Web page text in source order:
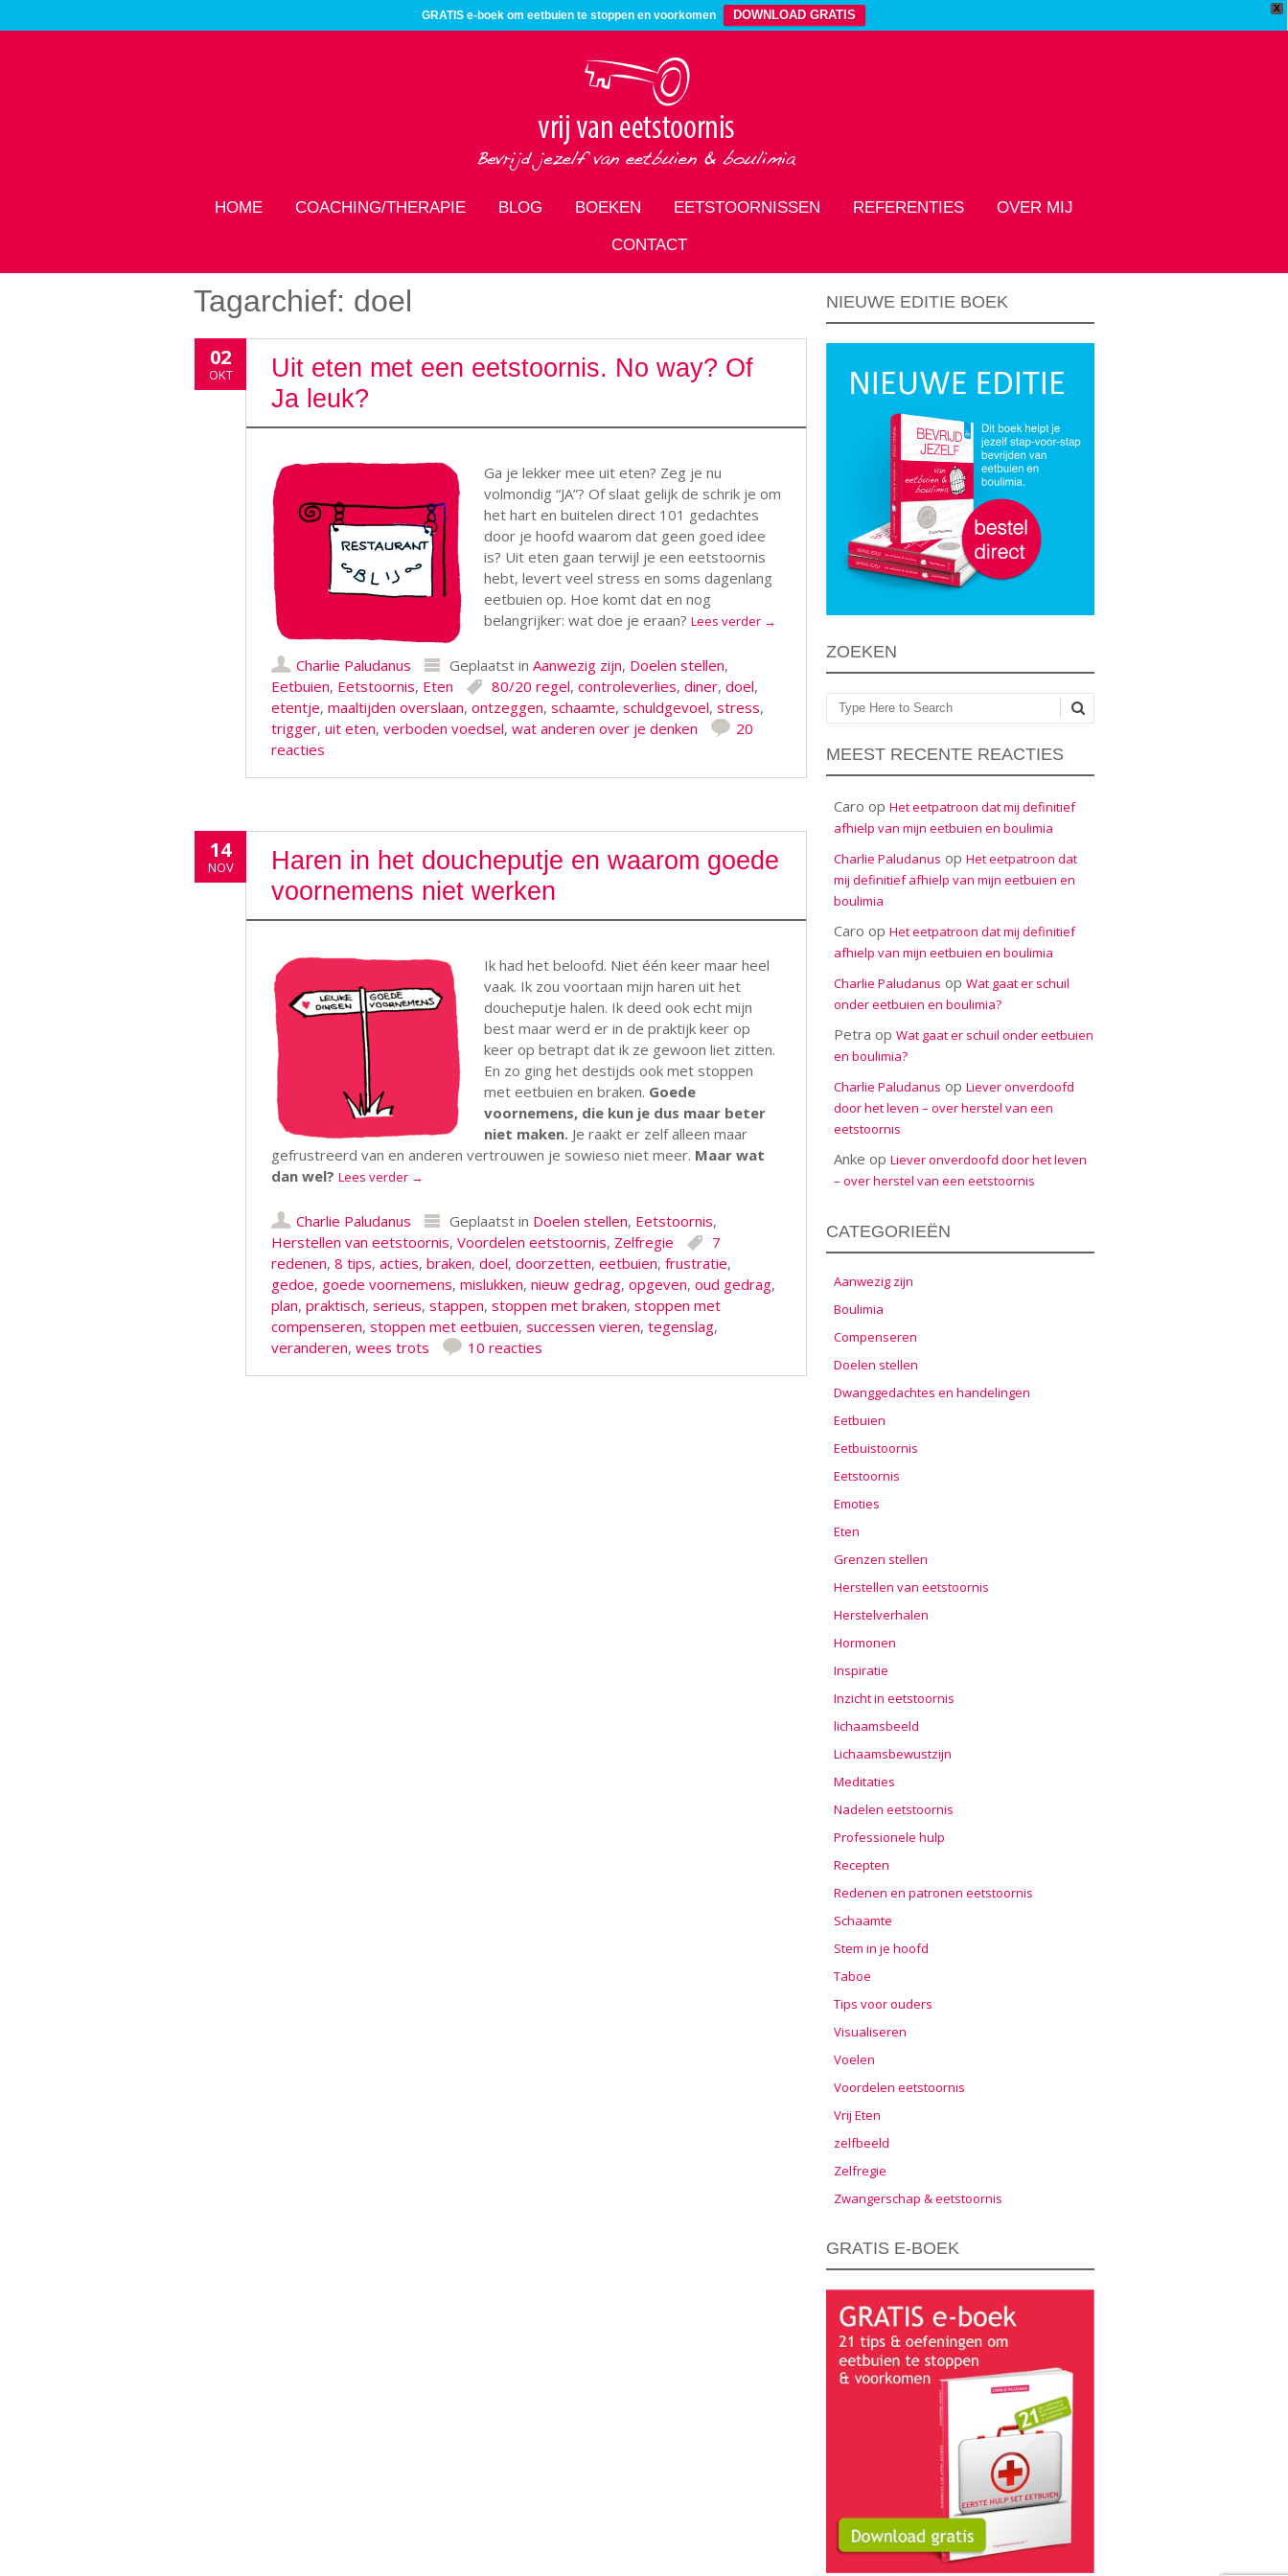
X
GRATIS e-boek om eetbuien te stoppen en voorkomen DOWNLOAD GRATIS
HOME COACHING/THERAPIE BLOG BOEKEN EETSTOORNISSEN REFERENTIES OVER MIJ
CONTACT
Tagarchief: doel
02
OKT
Uit eten met een eetstoornis. No way? Of
Ja leuk?
Ga je lekker mee uit eten? Zeg je nu
volmondig “JA”? Of slaat gelijk de schrik je om
het hart en buitelen direct 101 gedachtes
door je hoofd waarom dat geen goed idee
is? Uit eten gaan terwijl je een eetstoornis
hebt, levert veel stress en soms dagenlang
eetbuien op. Hoe komt dat en nog
belangrijker: wat doe je eraan?Lees verder →
Charlie Paludanus Geplaatst in Aanwezig zijn, Doelen stellen,
Eetbuien, Eetstoornis, Eten 80/20 regel, controleverlies, diner, doel,
etentje, maaltijden overslaan, ontzeggen, schaamte, schuldgevoel, stress,
trigger, uit eten, verboden voedsel, wat anderen over je denken
20
reacties
14
NOV
Haren in het doucheputje en waarom goede
voornemens niet werken
Ik had het beloofd. Niet één keer maar heel
vaak. Ik zou voortaan mijn haren uit het
doucheputje halen. Ik deed ook echt mijn
best maar werd er in de praktijk keer op
keer op betrapt dat ik ze gewoon liet zitten.
En zo ging het destijds ook met stoppen
met eetbuien en braken. Goede
voornemens, die kun je dus maar beter
niet maken. Je raakt er zelf alleen maar
gefrustreerd van en anderen vertrouwen je sowieso niet meer. Maar wat
dan wel? Lees verder →
Charlie Paludanus Geplaatst in Doelen stellen, Eetstoornis,
Herstellen van eetstoornis, Voordelen eetstoornis, Zelfregie
7
redenen, 8 tips, acties, braken, doel, doorzetten, eetbuien, frustratie,
gedoe, goede voornemens, mislukken, nieuw gedrag, opgeven, oud gedrag,
plan, praktisch, serieus, stappen, stoppen met braken, stoppen met
compenseren, stoppen met eetbuien, successen vieren, tegenslag,
veranderen, wees trots 10 reacties
NIEUWE EDITIE BOEK
ZOEKEN
Zoeken
MEEST RECENTE REACTIES
Caro op Het eetpatroon dat mij definitief
afhielp van mijn eetbuien en boulimia
Charlie Paludanus op Het eetpatroon dat
mij definitief afhielp van mijn eetbuien en
boulimia
Caro op Het eetpatroon dat mij definitief
afhielp van mijn eetbuien en boulimia
Charlie Paludanus op Wat gaat er schuil
onder eetbuien en boulimia?
Petra op Wat gaat er schuil onder eetbuien
en boulimia?
Charlie Paludanus op Liever onverdoofd
door het leven – over herstel van een
eetstoornis
Anke op Liever onverdoofd door het leven
– over herstel van een eetstoornis
CATEGORIEËN
Aanwezig zijn
Boulimia
Compenseren
Doelen stellen
Dwanggedachtes en handelingen
Eetbuien
Eetbuistoornis
Eetstoornis
Emoties
Eten
Grenzen stellen
Herstellen van eetstoornis
Herstelverhalen
Hormonen
Inspiratie
Inzicht in eetstoornis
lichaamsbeeld
Lichaamsbewustzijn
Meditaties
Nadelen eetstoornis
Professionele hulp
Recepten
Redenen en patronen eetstoornis
Schaamte
Stem in je hoofd
Taboe
Tips voor ouders
Visualiseren
Voelen
Voordelen eetstoornis
Vrij Eten
zelfbeeld
Zelfregie
Zwangerschap & eetstoornis
GRATIS E-BOEK